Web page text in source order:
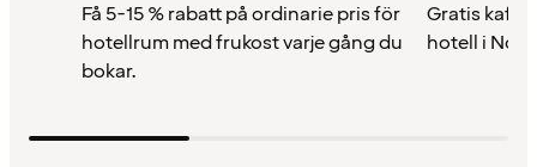
Få 5-15 % rabatt på ordinarie pris för
hotellrum med frukost varje gång du
bokar.
Gratis kaffe
hotell i